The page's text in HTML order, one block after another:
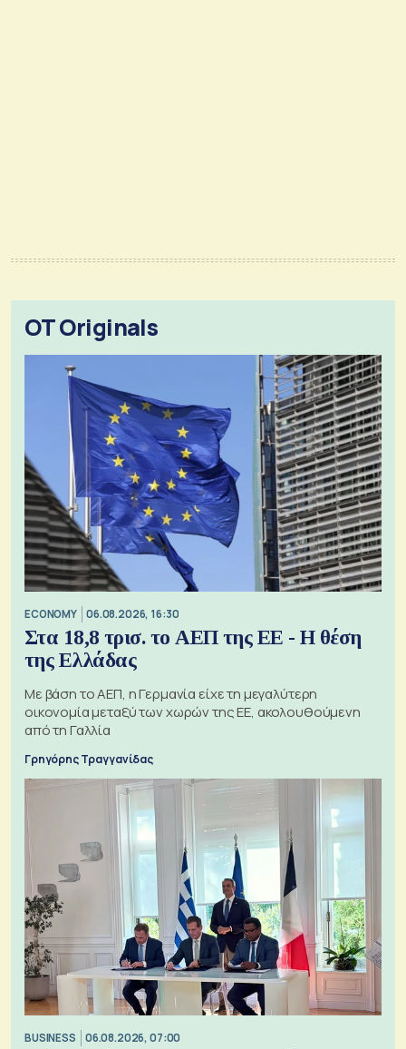
OT Originals
ECONOMY 06.08.2026, 16:30
Στα 18,8 τρισ. το ΑΕΠ της ΕΕ - Η θέση
της Ελλάδας
Με βάση το ΑΕΠ, η Γερμανία είχε τη μεγαλύτερη
οικονομία μεταξύ των χωρών της ΕΕ, ακολουθούμενη
από τη Γαλλία
Γρηγόρης Τραγγανίδας
BUSINESS 06.08.2026, 07:00